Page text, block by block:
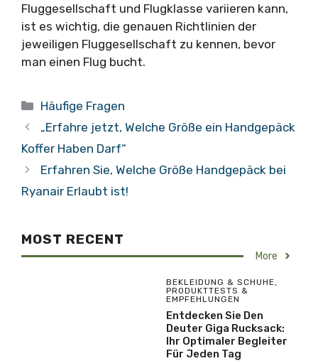
Fluggesellschaft und Flugklasse variieren kann,
ist es wichtig, die genauen Richtlinien der
jeweiligen Fluggesellschaft zu kennen, bevor
man einen Flug bucht.
Kategorien
Häufige Fragen
„Erfahre jetzt, Welche Größe ein Handgepäck
Koffer Haben Darf“
Erfahren Sie, Welche Größe Handgepäck bei
Ryanair Erlaubt ist!
MOST RECENT
More
BEKLEIDUNG & SCHUHE,
PRODUKTTESTS &
EMPFEHLUNGEN
Entdecken Sie Den
Deuter Giga Rucksack:
Ihr Optimaler Begleiter
Für Jeden Tag